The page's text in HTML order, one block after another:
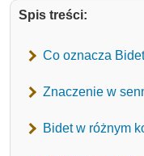
Spis treści:
Co oznacza
Znaczenie w
Bidet w różnym